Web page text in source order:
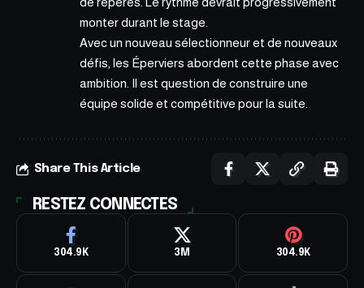
monter durant le stage.
Avec un nouveau sélectionneur et de nouveaux
défis, les Éperviers abordent cette phase avec
ambition. Il est question de construire une
équipe solide et compétitive pour la suite.
Share This Article
RESTEZ CONNECTES
304.9K 3M 304.9K